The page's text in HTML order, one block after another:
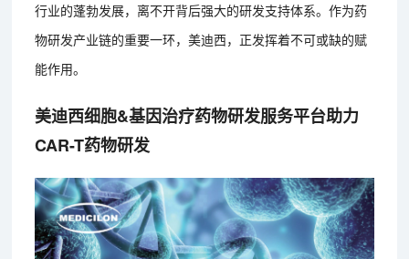
行业的蓬勃发展，离不开背后强大的研发支持体系。作为药
物研发产业链的重要一环，美迪西，正发挥着不可或缺的赋
能作用。
美迪西细胞&基因治疗药物研发服务平台助力
CAR-T药物研发